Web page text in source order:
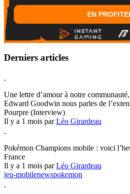
EN
Derniers articles
Une lettre d’amour à notre
Edward Goodwin nous parles de
Pourpre (Interview)
Il y a 1 mois parLéo Girardeau
Pokémon Champions mobile : voici
France
Il y a 1 mois parLéo Girardeau
jeu-mobilenewspokemon